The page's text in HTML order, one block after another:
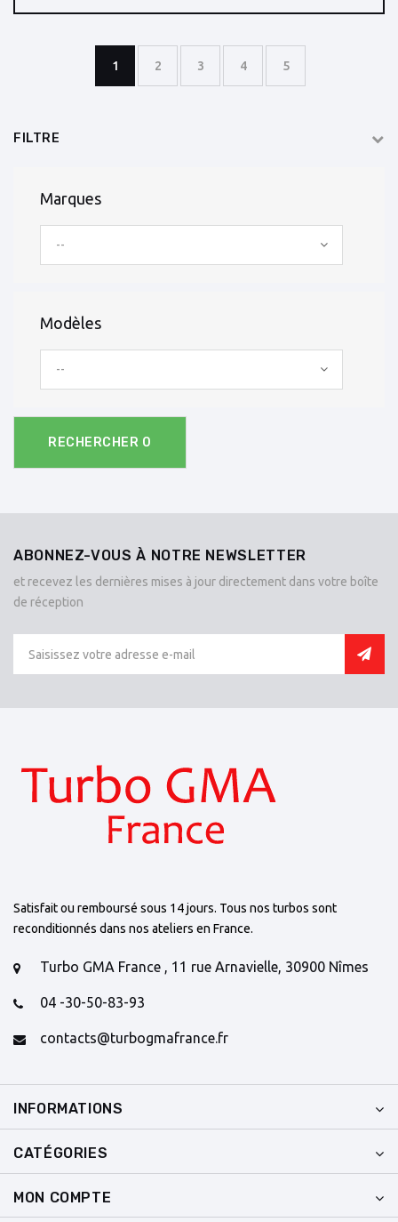
1 2 3 4 5
FILTRE
Marques
--
Modèles
--
RECHERCHER 0
ABONNEZ-VOUS À NOTRE NEWSLETTER
et recevez les dernières mises à jour directement dans votre boîte
de réception
Satisfait ou remboursé sous 14 jours. Tous nos turbos sont
reconditionnés dans nos ateliers en France.
Turbo GMA France , 11 rue Arnavielle, 30900 Nîmes
04 -30-50-83-93
contacts@turbogmafrance.fr
INFORMATIONS
CATÉGORIES
MON COMPTE